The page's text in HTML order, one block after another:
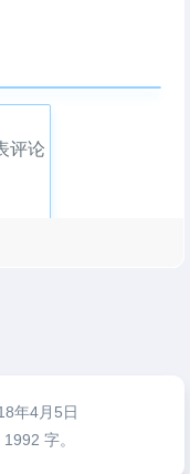
评论
年4月5日
字。